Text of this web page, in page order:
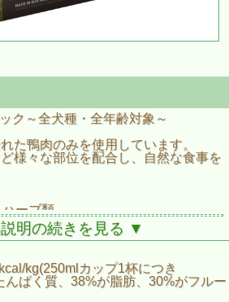
ク～全犬種・全年齢対象～
た鴨肉のみを使用しています。
様々な部位を配合し、自然な食事を
ーブ類
モ・タピオカ 不使用
明の続きを見る ▼
kg(250mlカップ1杯につき
ぱく質、38%が脂肪、30%がフルー